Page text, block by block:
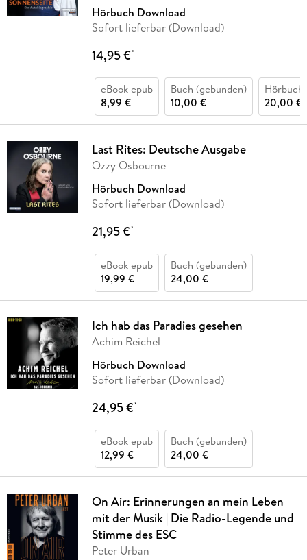
Hörbuch Download
Sofort lieferbar (Download)
14,95 €*
eBook epub
8,99 €
Buch (gebunden)
10,00 €
Hörbuch
20,00 €
Last Rites: Deutsche Ausgabe
Ozzy Osbourne
Hörbuch Download
Sofort lieferbar (Download)
21,95 €*
eBook epub
19,99 €
Buch (gebunden)
24,00 €
Ich hab das Paradies gesehen
Achim Reichel
Hörbuch Download
Sofort lieferbar (Download)
24,95 €*
eBook epub
12,99 €
Buch (gebunden)
24,00 €
On Air: Erinnerungen an mein Leben
mit der Musik | Die Radio-Legende und
Stimme des ESC
Peter Urban